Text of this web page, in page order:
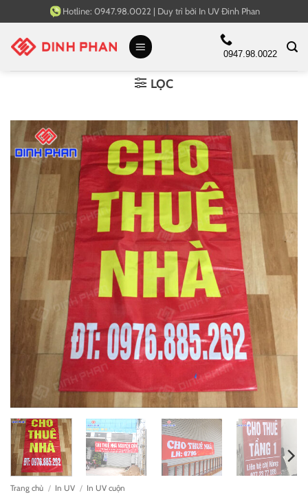
qua
nội
Hotline: 0947.98.0022 | Duy trì bởi In UV Đinh Phan
0947.98.0022
LỌC
Trang chủ / In UV / In UV cuộn